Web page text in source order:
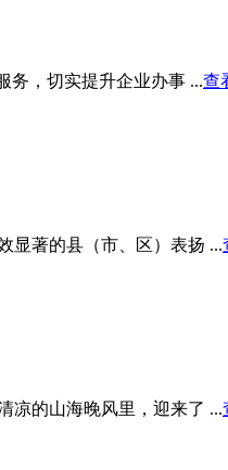
，切实提升企业办事 ...查
著的县（市、区）表扬 ...
的山海晚风里，迎来了 ...